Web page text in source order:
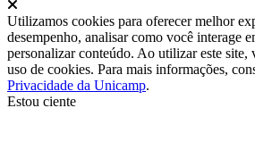
Utilizamos cookies para oferecer melhor
desempenho, analisar como você interage
personalizar conteúdo. Ao utilizar este site,
uso de cookies. Para mais informações,
Privacidade da Unicamp.
Estou ciente